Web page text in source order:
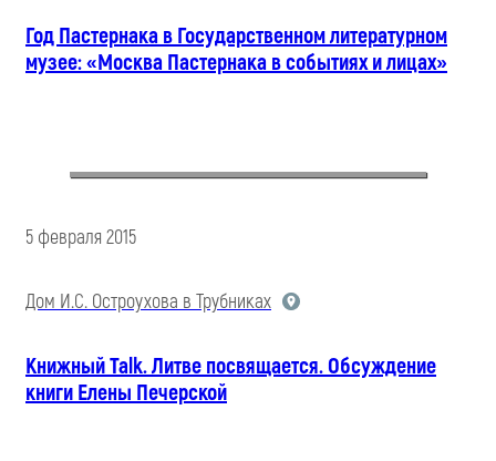
Год Пастернака в Государственном литературном
музее: «Москва Пастернака в событиях и лицах»
5 февраля 2015
Дом И.С. Остроухова в Трубниках
Книжный Talk. Литве посвящается. Обсуждение
книги Елены Печерской